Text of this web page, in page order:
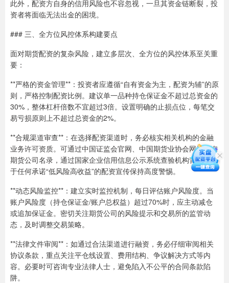
此外，配资方自身的信用风险也不容忽视，一旦其资金链断裂，投
资者将面临无法出金的困境。
### 三、全方位风控体系构建要点
面对期货配资的复杂风险，建立多层次、全方位的风控体系至关重
要：
**严格的资金管理**：投资者应遵循“自有资金为主，配资为辅”的原
则，严格控制配资比例。建议单一品种持仓保证金不超过总资金的
30%，整体杠杆倍数不宜超过3倍。设置明确的止损点位，每笔交
易亏损原则上不超过总资金的2%。
**合规渠道审查**：在选择配资渠道时，务必核实相关机构的金融
业务许可资质。可通过中国证监会官网、中国期货业协会网站查询
期货公司名录，通过国家企业信用信息公示系统查验机构背景。对
于任何承诺“低风险高收益”的配资宣传保持高度警惕。
**动态风险监控**：建立实时监控机制，每日评估账户风险度。当
账户风险度（持仓保证金/账户总权益）超过70%时，应主动减仓
或追加保证金。密切关注期货公司的风险提示和交易所的监管动
态，及时调整交易策略。
**法律文件审阅**：如通过合法渠道进行融资，务必仔细审阅相关
协议条款，重点关注平仓线设置、费用结构、争议解决方式等内
容。必要时可咨询专业法律人士，避免陷入不公平的合同条款陷
阱。